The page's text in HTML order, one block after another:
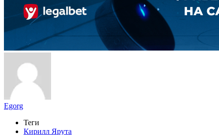
Egorg
Теги
Кирилл Ярута